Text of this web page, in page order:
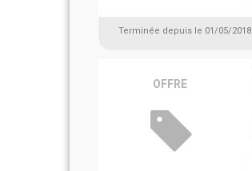
Terminée depuis le 01/05/2018
OFFRE